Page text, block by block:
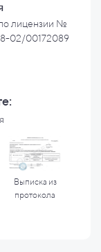
лицензии №
02/00172089
Выписка из
протокола